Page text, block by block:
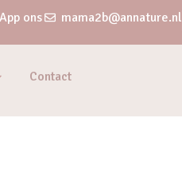
ons mama2b@annature.nl
Contact